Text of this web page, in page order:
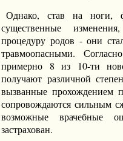
Однако, став на ноги,
существенные
процедуру родов - они
травмоопасными.
примерно 8 из 10-ти
получают различной
вызванные прохождением
сопровождаются сильным
возможные врачебные
застрахован.